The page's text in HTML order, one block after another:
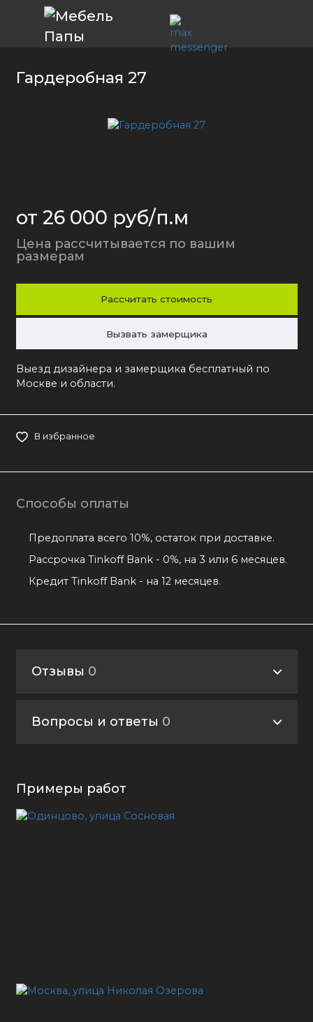
Гардеробная 27
от 26 000 руб/п.м
Цена рассчитывается по вашим
размерам
Рассчитать стоимость
Вызвать замерщика
Выезд дизайнера и замерщика бесплатный по
Москве и области.
В избранное
Способы оплаты
Предоплата всего 10%, остаток при доставке.
Рассрочка Tinkoff Bank - 0%, на 3 или 6 месяцев.
Кредит Tinkoff Bank - на 12 месяцев.
Отзывы 0
Вопросы и ответы 0
Примеры работ